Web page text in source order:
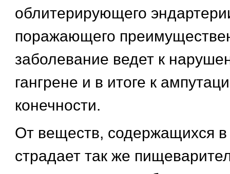
облитерирующего
поражающего
заболевание ведет к
гангрене и в итоге к
конечности.
От веществ, содержащихся
страдает так же